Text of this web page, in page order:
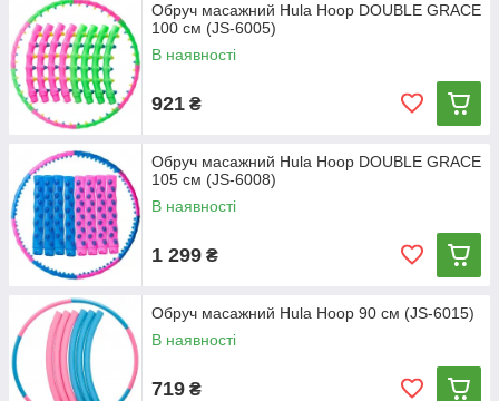
Обруч масажний Hula Hoop DOUBLE GRACE
100 см (JS-6005)
В наявності
921 ₴
Обруч масажний Hula Hoop DOUBLE GRACE
105 см (JS-6008)
В наявності
1 299 ₴
Обруч масажний Hula Hoop 90 см (JS-6015)
В наявності
719 ₴